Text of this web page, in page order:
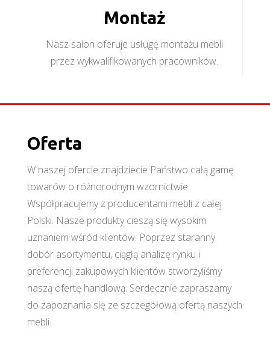
Montaż
Nasz salon oferuje usługę montażu mebli
przez wykwalifikowanych pracowników.
Oferta
W naszej ofercie znajdziecie Państwo całą gamę
towarów o różnorodnym wzornictwie.
Współpracujemy z producentami mebli z całej
Polski. Nasze produkty cieszą się wysokim
uznaniem wśród klientów. Poprzez staranny
dobór asortymentu, ciągłą analizę rynku i
preferencji zakupowych klientów stworzyliśmy
naszą ofertę handlową. Serdecznie zapraszamy
do zapoznania się ze szczegółową ofertą naszych
mebli.